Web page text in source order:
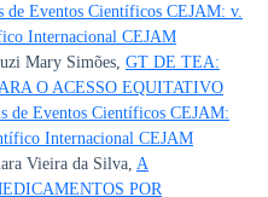
de Eventos Científicos CEJAM: v.
Internacional CEJAM
Mary Simões, GT DE TEA:
O ACESSO EQUITATIVO
de Eventos Científicos CEJAM:
Internacional CEJAM
Vieira da Silva, A
POR